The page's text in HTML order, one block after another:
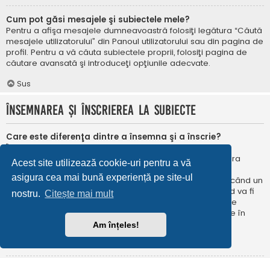
Acest site utilizează cookie-uri pentru a vă
asigura cea mai bună experiență pe site-ul
nostru. Citește mai mult
Am înțeles!
Cum pot găsi mesajele şi subiectele mele?
Pentru a afişa mesajele dumneavoastră folosiţi legătura “Căută
mesajele utilizatorului” din Panoul utilizatorului sau din pagina de
profil. Pentru a vă căuta subiectele proprii, folosiţi pagina de
căutare avansată şi introduceţi opţiunile adecvate.
Sus
Însemnarea şi înscrierea la subiecte
Care este diferenţa dintre a însemna şi a înscrie?
În phpBB 3.0 însemnarea era foarte asemănătoare cu
însemnarea în browser-ul web. Nu eraţi notificat când era
publicat un răspuns. În phpBB 3.1, însemnarea este
asemănătoarea înscrierii la un subiect. Puteți fi notificat când un
subiect este actualizat. Înscriindu-vă, veţi fi notificat când va fi
publicat un răspuns în subiectul sau în forum. Opțiunile de
notificare pentru însemnare și înscriere pot fi configurate în
Panoul utilizatorului, sub “Preferințe forum”.